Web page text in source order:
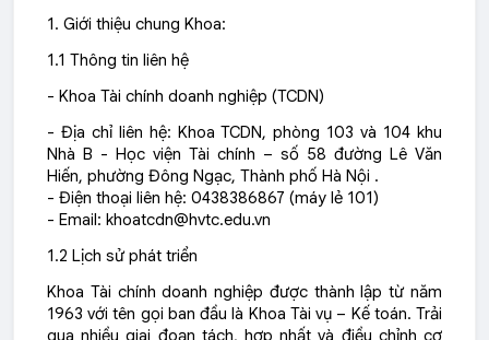
1. Giới thiệu chung Khoa:
1.1 Thông tin liên hệ
- Khoa Tài chính doanh nghiệp (TCDN)
- Địa chỉ liên hệ: Khoa TCDN, phòng 103 và 104 khu
Nhà B - Học viện Tài chính – số 58 đường Lê Văn
Hiến, phường Đông Ngạc, Thành phố Hà Nội .
- Điện thoại liên hệ: 0438386867 (máy lẻ 101)
- Email: khoatcdn@hvtc.edu.vn
1.2 Lịch sử phát triển
Khoa Tài chính doanh nghiệp được thành lập từ năm
1963 với tên gọi ban đầu là Khoa Tài vụ – Kế toán. Trải